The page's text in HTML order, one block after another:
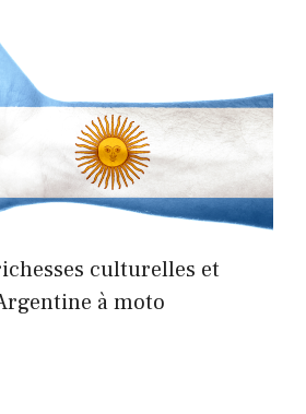
culturelles et
à moto